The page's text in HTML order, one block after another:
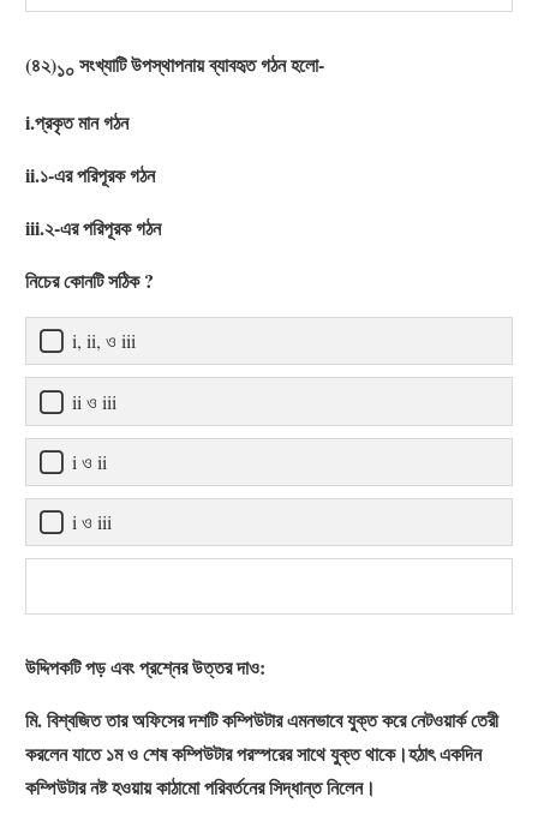
(৪২)১০সংখ্যাটি উপস্থাপনায় ব্যাবহৃত গঠন হলো-
i.প্রকৃত মান গঠন
ii.১-এর পরিপূরক গঠন
iii.২-এর পরিপূরক গঠন
নিচের কোনটি সঠিক ?
i, ii, ও iii
ii ও iii
i ও ii
i ও iii
উদ্দিপকটি পড় এবং প্রশ্নের উত্তর দাও:
মি. বিশ্বজিত তার অফিসের দশটি কম্পিউটার এমনভাবে যুক্ত করে নেটওয়ার্ক তেরী
করলেন যাতে ১ম ও শেষ কম্পিউটার পরস্পরের সাথে যুক্ত থাকে।হঠাৎ একদিন
কম্পিউটার নষ্ট হওয়ায় কাঠামো পরিবর্তনের সিদ্ধান্ত নিলেন।